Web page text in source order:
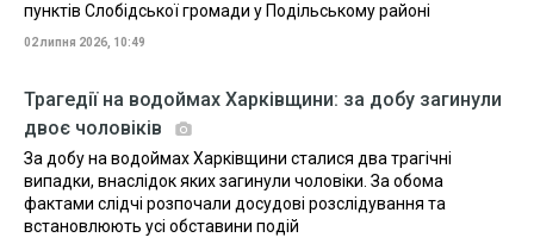
пунктів Слобідської громади у Подільському районі
02 липня 2026, 10:49
Трагедії на водоймах Харківщини: за добу загинули
двоє чоловіків
За добу на водоймах Харківщини сталися два трагічні
випадки, внаслідок яких загинули чоловіки. За обома
фактами слідчі розпочали досудові розслідування та
встановлюють усі обставини подій